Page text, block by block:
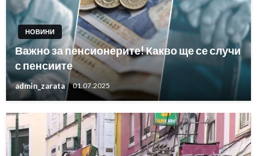
НОВИНИ
Важно за пенсионерите! Какво ще се случи
с пенсиите
admin_zarata 01.07.2025